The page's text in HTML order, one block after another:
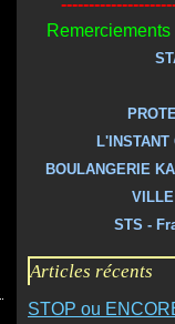
L'INSTANT
BOULANGERIE
VILLE
STS -
Articles récents
STOP ou